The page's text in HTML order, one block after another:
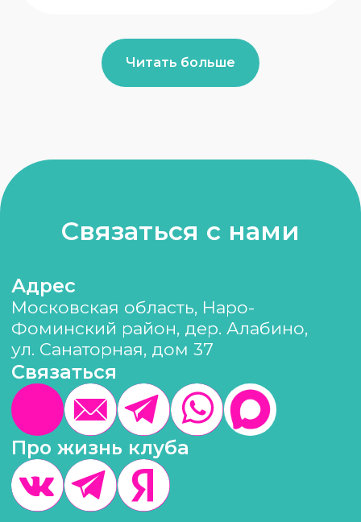
Читать больше